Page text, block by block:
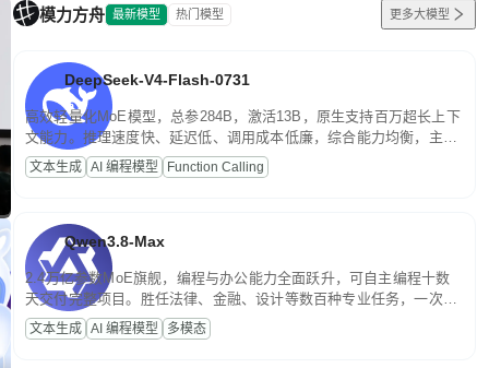
模力方舟 最新模型 热门模型 更多大模型
DeepSeek-V4-Flash-0731
高效轻量化MoE模型，总参284B，激活13B，原生支持百万超长上下
文能力。推理速度快、延迟低、调用成本低廉，综合能力均衡，主打
高并发、轻量化任务，适合日常对话、内容创作、基础 RAG、批量
文案处理等普惠刚需场景。
文本生成 AI 编程模型 Function Calling
Qwen3.8-Max
2.4万亿参数MoE旗舰，编程与办公能力全面跃升，可自主编程十数
天交付完整项目。胜任法律、金融、设计等数百种专业任务，一次对
话端到端交付生产级成果。原生视觉理解贯穿规划、执行与验证全流
程，支持超长文档与长视频的深度语义解析。长程任务中自主规划与
文本生成 AI 编程模型 多模态